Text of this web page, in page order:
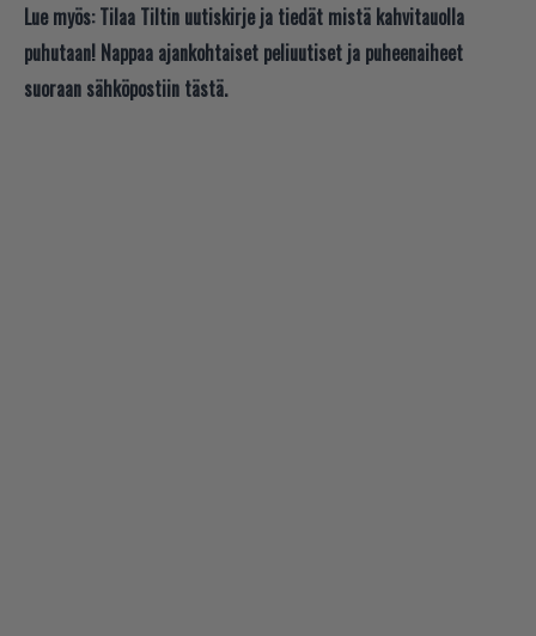
Lue myös: Tilaa Tiltin uutiskirje ja tiedät mistä kahvitauolla
puhutaan! Nappaa ajankohtaiset peliuutiset ja puheenaiheet
suoraan sähköpostiin tästä.